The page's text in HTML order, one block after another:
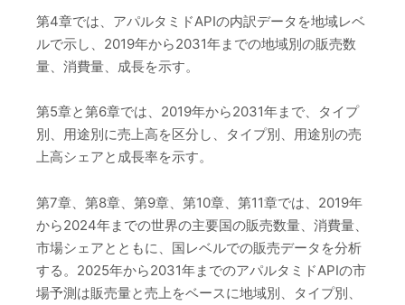
第4章では、アパルタミドAPIの内訳データを地域レベ
ルで示し、2019年から2031年までの地域別の販売数
量、消費量、成長を示す。
第5章と第6章では、2019年から2031年まで、タイプ
別、用途別に売上高を区分し、タイプ別、用途別の売
上高シェアと成長率を示す。
第7章、第8章、第9章、第10章、第11章では、2019年
から2024年までの世界の主要国の販売数量、消費量、
市場シェアとともに、国レベルでの販売データを分析
する。2025年から2031年までのアパルタミドAPIの市
場予測は販売量と売上をベースに地域別、タイプ別、